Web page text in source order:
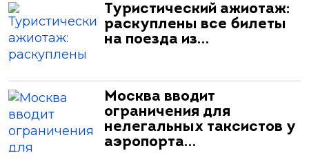
Туристический ажиотаж:
раскуплены все билеты
на поезда из…
Москва вводит
ограничения для
нелегальных таксистов у
аэропорта…